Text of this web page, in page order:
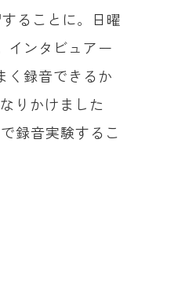
ることに。日曜
インタビュアー
く録音できるか
りかけました
録音実験するこ